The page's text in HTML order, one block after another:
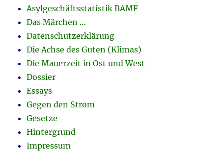
Asylgeschäftsstatistik BAMF
Das Märchen …
Datenschutzerklärung
Die Achse des Guten (Klimas)
Die Mauerzeit in Ost und West
Dossier
Essays
Gegen den Strom
Gesetze
Hintergrund
Impressum